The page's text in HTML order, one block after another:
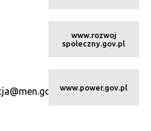
www.rozwoj
spoleczny.gov.pl
www.power.gov.pl